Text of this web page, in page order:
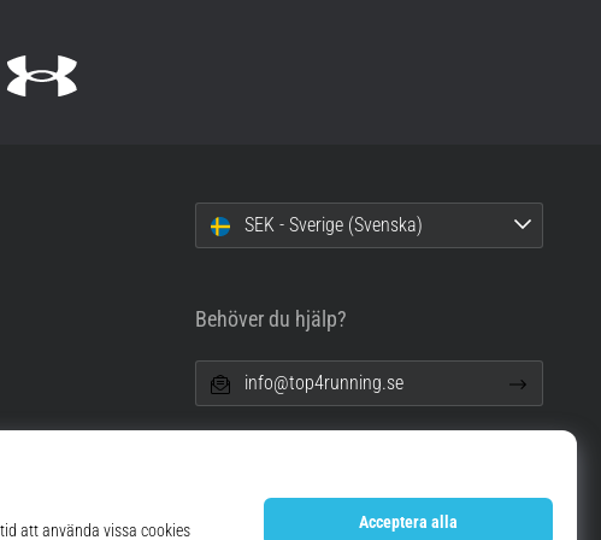
SEK - Sverige (Svenska)
Behöver du hjälp?
info@top4running.se